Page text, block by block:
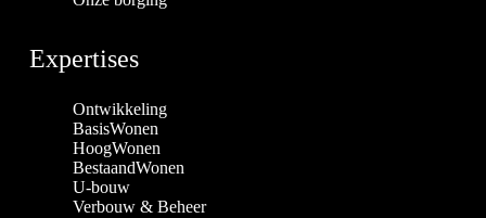
Expertises
Ontwikkeling
BasisWonen
HoogWonen
BestaandWonen
U-bouw
Verbouw & Beheer